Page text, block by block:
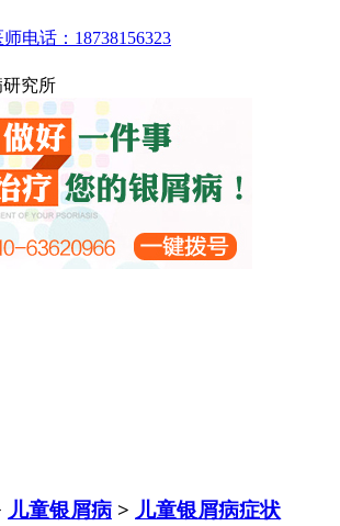
电话： 18738156323
究所
儿童银屑病 > 儿童银屑病症状